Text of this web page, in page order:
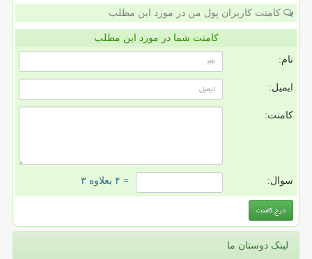
کامنت کاربران پول من در مورد این مطلب
کامنت شما در مورد این مطلب
نام:
ایمیل:
کامنت:
سوال: = ۴ بعلاوه ۳
لینک دوستان ما